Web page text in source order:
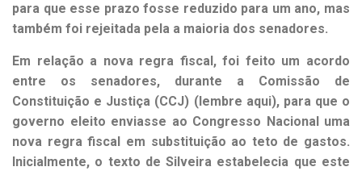
para que esse prazo fosse reduzido para um ano, mas
também foi rejeitada pela a maioria dos senadores.
Em relação a nova regra fiscal, foi feito um acordo
entre os senadores, durante a Comissão de
Constituição e Justiça (CCJ) (lembre aqui), para que o
governo eleito enviasse ao Congresso Nacional uma
nova regra fiscal em substituição ao teto de gastos.
Inicialmente, o texto de Silveira estabelecia que este